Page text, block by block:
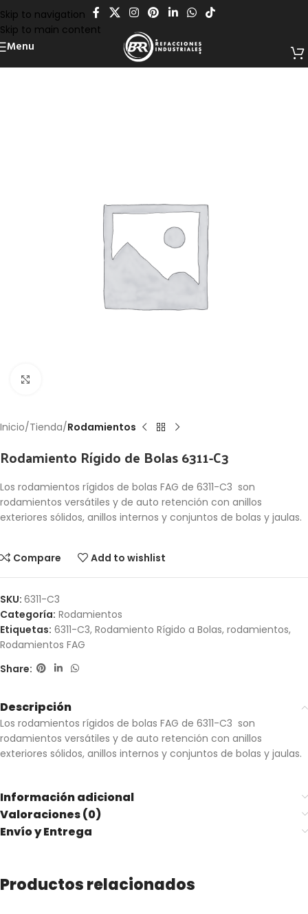
Skip to navigation
Skip to main content
Menu
Inicio Tienda Rodamientos
Rodamiento Rígido de Bolas 6311-C3
Los rodamientos rígidos de bolas FAG de 6311-C3 son
rodamientos versátiles y de auto retención con anillos
exteriores sólidos, anillos internos y conjuntos de bolas y jaulas.
Compare Add to wishlist
SKU: 6311-C3
Categoría: Rodamientos
Etiquetas: 6311-C3, Rodamiento Rígido a Bolas, rodamientos,
Rodamientos FAG
Share:
Descripción
Los rodamientos rígidos de bolas FAG de 6311-C3 son
rodamientos versátiles y de auto retención con anillos
exteriores sólidos, anillos internos y conjuntos de bolas y jaulas.
Información adicional
Valoraciones (0)
Envío y Entrega
Productos relacionados